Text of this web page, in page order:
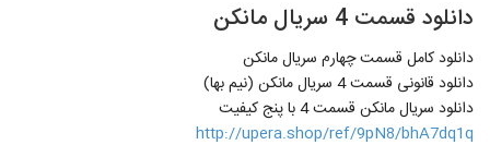
دانلود قسمت 4 سریال مانکن
دانلود کامل قسمت چهارم سریال مانکن
دانلود قانونی قسمت 4 سریال مانکن (نیم بها)
دانلود سریال مانکن قسمت 4 با پنج کیفیت
http://upera.shop/ref/9pN8/bhA7dq1q